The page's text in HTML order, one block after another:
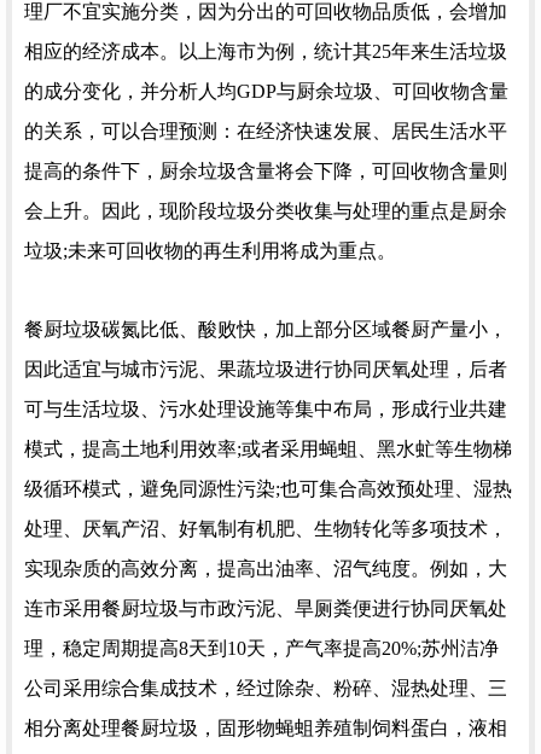
理厂不宜实施分类，因为分出的可回收物品质低，会增加
相应的经济成本。以上海市为例，统计其25年来生活垃圾
的成分变化，并分析人均GDP与厨余垃圾、可回收物含量
的关系，可以合理预测：在经济快速发展、居民生活水平
提高的条件下，厨余垃圾含量将会下降，可回收物含量则
会上升。因此，现阶段垃圾分类收集与处理的重点是厨余
垃圾;未来可回收物的再生利用将成为重点。
餐厨垃圾碳氮比低、酸败快，加上部分区域餐厨产量小，
因此适宜与城市污泥、果蔬垃圾进行协同厌氧处理，后者
可与生活垃圾、污水处理设施等集中布局，形成行业共建
模式，提高土地利用效率;或者采用蝇蛆、黑水虻等生物梯
级循环模式，避免同源性污染;也可集合高效预处理、湿热
处理、厌氧产沼、好氧制有机肥、生物转化等多项技术，
实现杂质的高效分离，提高出油率、沼气纯度。例如，大
连市采用餐厨垃圾与市政污泥、旱厕粪便进行协同厌氧处
理，稳定周期提高8天到10天，产气率提高20%;苏州洁净
公司采用综合集成技术，经过除杂、粉碎、湿热处理、三
相分离处理餐厨垃圾，固形物蝇蛆养殖制饲料蛋白，液相